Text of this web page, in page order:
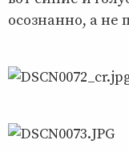
осознанно, а не